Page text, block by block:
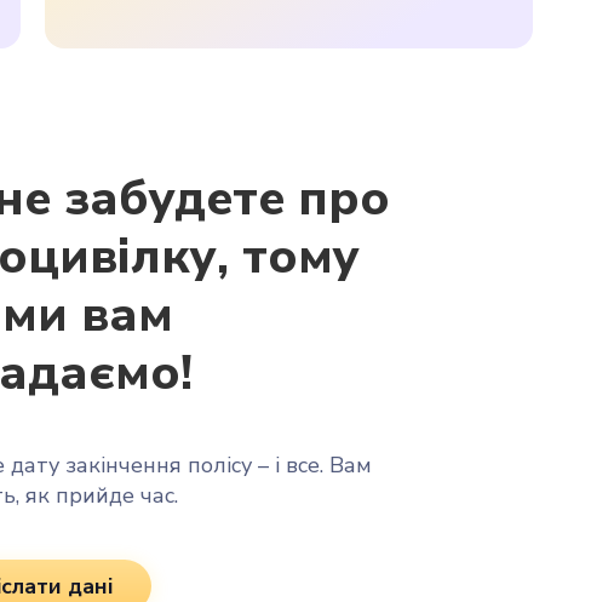
забудете про
тому
вам
закінчення полісу – і все. Вам
як прийде час.
дані